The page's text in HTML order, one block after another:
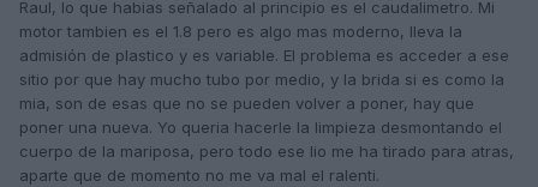
Raul, lo que habias señalado al principio es el caudalimetro. Mi
motor tambien es el 1.8 pero es algo mas moderno, lleva la
admisión de plastico y es variable. El problema es acceder a ese
sitio por que hay mucho tubo por medio, y la brida si es como la
mia, son de esas que no se pueden volver a poner, hay que
poner una nueva. Yo queria hacerle la limpieza desmontando el
cuerpo de la mariposa, pero todo ese lio me ha tirado para atras,
aparte que de momento no me va mal el ralenti.